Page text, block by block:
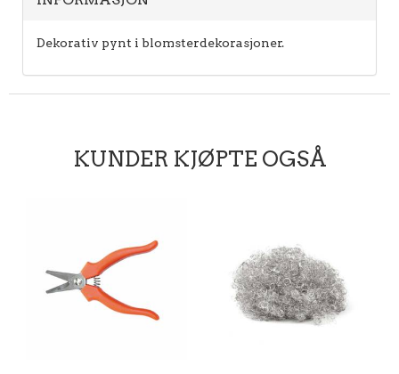
Dekorativ pynt i blomsterdekorasjoner.
KUNDER KJØPTE OGSÅ